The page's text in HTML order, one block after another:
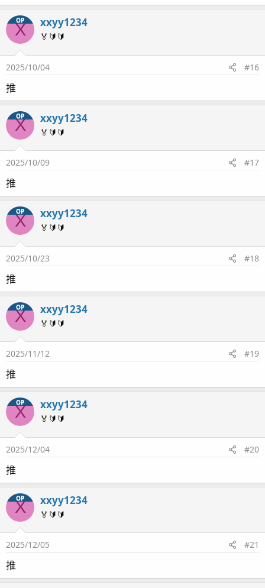
OP
X xxyy1234
🏅🔰🔰
2025/10/04 #16
推
OP
X xxyy1234
🏅🔰🔰
2025/10/09 #17
推
OP
X xxyy1234
🏅🔰🔰
2025/10/23 #18
推
OP
X xxyy1234
🏅🔰🔰
2025/11/12 #19
推
OP
X xxyy1234
🏅🔰🔰
2025/12/04 #20
推
OP
X xxyy1234
🏅🔰🔰
2025/12/05 #21
推